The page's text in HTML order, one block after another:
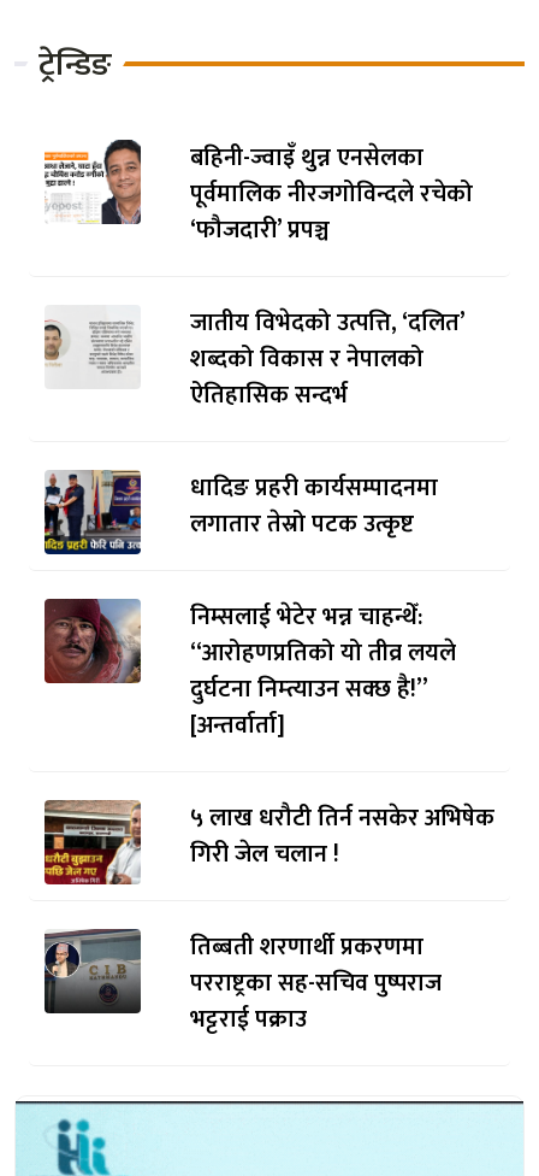
ट्रेन्डिङ
बहिनी-ज्वाइँ थुन्न एनसेलका
पूर्वमालिक नीरजगोविन्दले रचेको
‘फौजदारी’ प्रपञ्च
जातीय विभेदको उत्पत्ति, ‘दलित’
शब्दको विकास र नेपालको
ऐतिहासिक सन्दर्भ
धादिङ प्रहरी कार्यसम्पादनमा
लगातार तेस्रो पटक उत्कृष्ट
निम्सलाई भेटेर भन्न चाहन्थेँ:
“आरोहणप्रतिको यो तीव्र लयले
दुर्घटना निम्त्याउन सक्छ है!”
[अन्तर्वार्ता]
५ लाख धरौटी तिर्न नसकेर अभिषेक
गिरी जेल चलान !
तिब्बती शरणार्थी प्रकरणमा
परराष्ट्रका सह-सचिव पुष्पराज
भट्टराई पक्राउ